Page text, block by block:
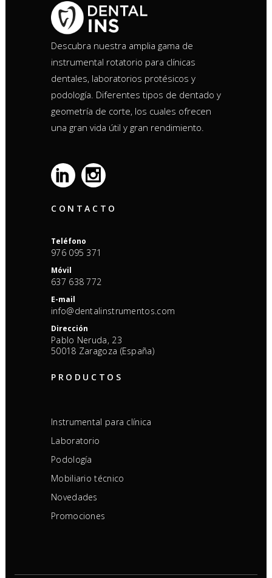
Descubra nuestra amplia gama de
instrumental rotatorio para clínicas
dentales, laboratorios protésicos y
podología. Diferentes tipos de dentado y
geometría de corte, los cuales ofrecen
una gran vida útil y gran rendimiento.
CONTACTO
Teléfono
976 095 371
Móvil
637 638 772
E-mail
info@dentalinstrumentos.com
Dirección
Pablo Neruda, 23
50018 Zaragoza (España)
PRODUCTOS
Instrumental para clínica
Laboratorio
Podología
Mobiliario técnico
Novedades
Promociones